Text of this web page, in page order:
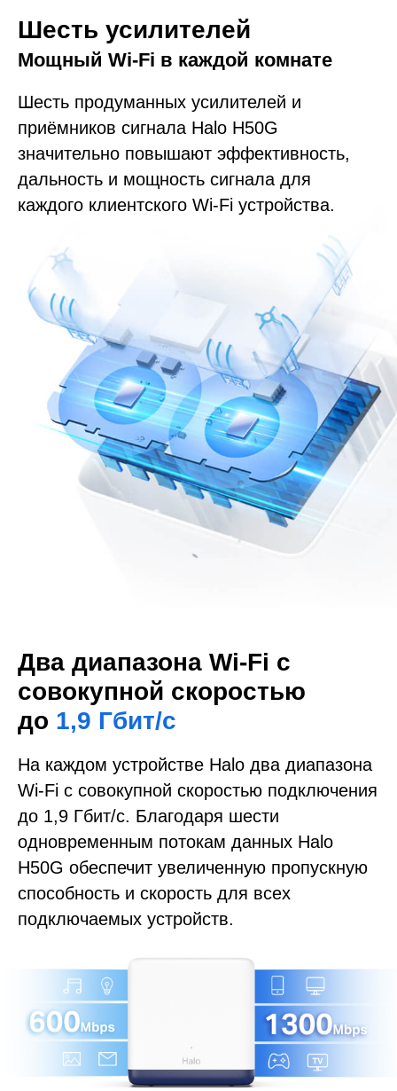
Шесть усилителей
Мощный Wi-Fi в каждой комнате
Шесть продуманных усилителей и
приёмников сигнала Halo H50G
значительно повышают эффективность,
дальность и мощность сигнала для
каждого клиентского Wi-Fi устройства.
Два диапазона Wi-Fi с
совокупной скоростью
до 1,9 Гбит/с
На каждом устройстве Halo два диапазона
Wi-Fi с совокупной скоростью подключения
до 1,9 Гбит/с. Благодаря шести
одновременным потокам данных Halo
H50G обеспечит увеличенную пропускную
способность и скорость для всех
подключаемых устройств.